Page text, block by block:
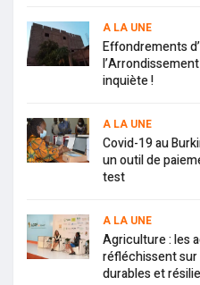
A LA UNE
Effondrements
inquiète !
A LA UNE
Covid-19 au
un outil de
test
A LA UNE
Agriculture : les
réfléchissent
durables et